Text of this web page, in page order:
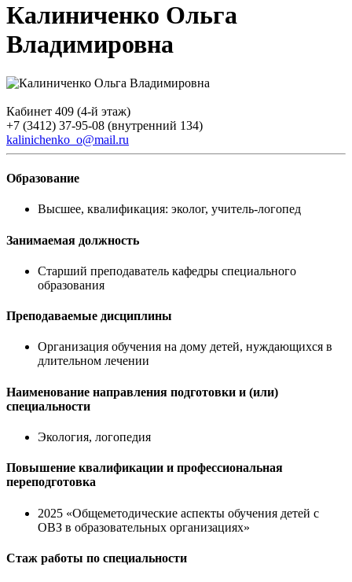
Калиниченко Ольга
Владимировна
Кабинет 409 (4-й этаж)
+7 (3412) 37-95-08 (внутренний 134)
kalinichenko_o@mail.ru
Образование
Высшее, квалификация: эколог, учитель-логопед
Занимаемая должность
Старший преподаватель кафедры специального
образования
Преподаваемые дисциплины
Организация обучения на дому детей, нуждающихся в
длительном лечении
Наименование направления подготовки и (или)
специальности
Экология, логопедия
Повышение квалификации и профессиональная
переподготовка
2025 «Общеметодические аспекты обучения детей с
ОВЗ в образовательных организациях»
Стаж работы по специальности